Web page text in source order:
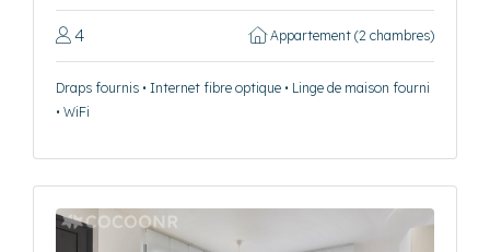
4 Appartement (2 chambres)
Draps fournis • Internet fibre optique • Linge de maison fourni
• WiFi